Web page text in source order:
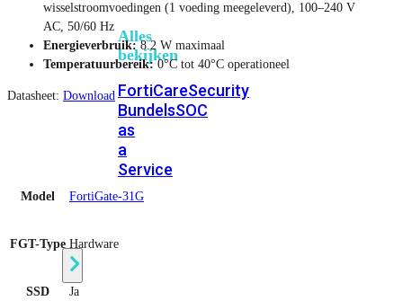
Alles
bekijken
FortiCareSecurity
BundelsSOC
as
a
Service
Beveiliging
wisselstroomvoedingen (1 voeding meegeleverd), 100–240 V
AC, 50/60 Hz
Energieverbruik:8.2 W maximaal
Temperatuurbereik:0°C tot 40°C operationeel
Datasheet: Download
Model FortiGate-31G
FGT-Type Hardware
SSD Ja